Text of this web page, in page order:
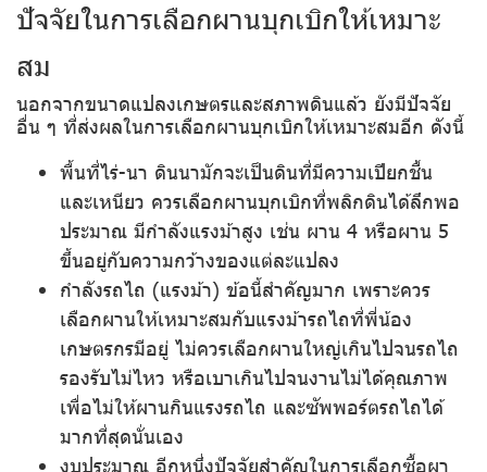
ปัจจัยในการเลือกผานบุกเบิกให้เหมาะ
สม
นอกจากขนาดแปลงเกษตรและสภาพดินแล้ว ยังมีปัจจัย
อื่น ๆ ที่ส่งผลในการเลือกผานบุกเบิกให้เหมาะสมอีก ดังนี้
พื้นที่ไร่-นา ดินนามักจะเป็นดินที่มีความเปียกชื้น
และเหนียว ควรเลือกผานบุกเบิกที่พลิกดินได้ลึกพอ
ประมาณ มีกำลังแรงม้าสูง เช่น ผาน 4 หรือผาน 5
ขึ้นอยู่กับความกว้างของแต่ละแปลง
กำลังรถไถ (แรงม้า) ข้อนี้สำคัญมาก เพราะควร
เลือกผานให้เหมาะสมกับแรงม้ารถไถที่พี่น้อง
เกษตรกรมีอยู่ ไม่ควรเลือกผานใหญ่เกินไปจนรถไถ
รองรับไม่ไหว หรือเบาเกินไปจนงานไม่ได้คุณภาพ
เพื่อไม่ให้ผานกินแรงรถไถ และซัพพอร์ตรถไถได้
มากที่สุดนั่นเอง
งบประมาณ อีกหนึ่งปัจจัยสำคัญในการเลือกซื้อผา